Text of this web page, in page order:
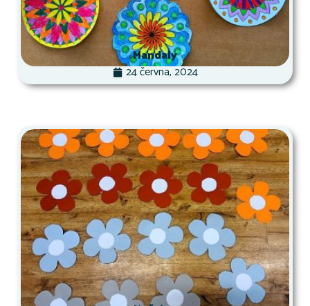
Mandaly
24 června, 2024